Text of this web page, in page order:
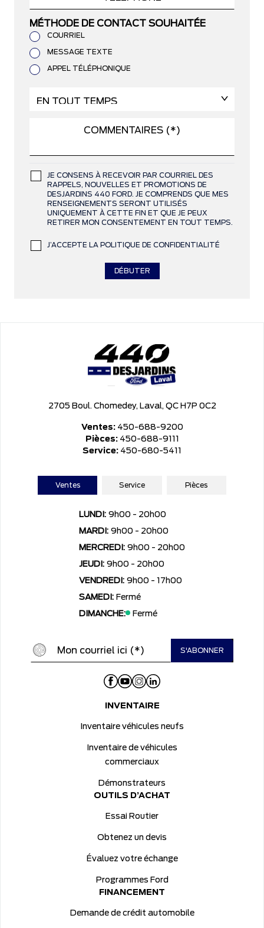
MÉTHODE DE CONTACT SOUHAITÉE
COURRIEL
MESSAGE TEXTE
APPEL TÉLÉPHONIQUE
JE CONSENS À RECEVOIR PAR COURRIEL DES
RAPPELS, NOUVELLES ET PROMOTIONS DE
DESJARDINS 440 FORD. JE COMPRENDS QUE MES
RENSEIGNEMENTS SERONT UTILISÉS
UNIQUEMENT À CETTE FIN ET QUE JE PEUX
RETIRER MON CONSENTEMENT EN TOUT TEMPS.
J’ACCEPTE LA POLITIQUE DE CONFIDENTIALITÉ
2705 Boul. Chomedey, Laval, QC H7P 0C2
Ventes: 450-688-9200
Pièces: 450-688-9111
Service: 450-680-5411
Ventes Service Pièces
LUNDI: 9h00 - 20h00
MARDI: 9h00 - 20h00
MERCREDI: 9h00 - 20h00
JEUDI: 9h00 - 20h00
VENDREDI: 9h00 - 17h00
SAMEDI: Fermé
DIMANCHE:
Fermé
INVENTAIRE
Inventaire véhicules neufs
Inventaire de véhicules
commerciaux
Démonstrateurs
OUTILS D’ACHAT
Essai Routier
Obtenez un devis
Évaluez votre échange
Programmes Ford
FINANCEMENT
Demande de crédit automobile